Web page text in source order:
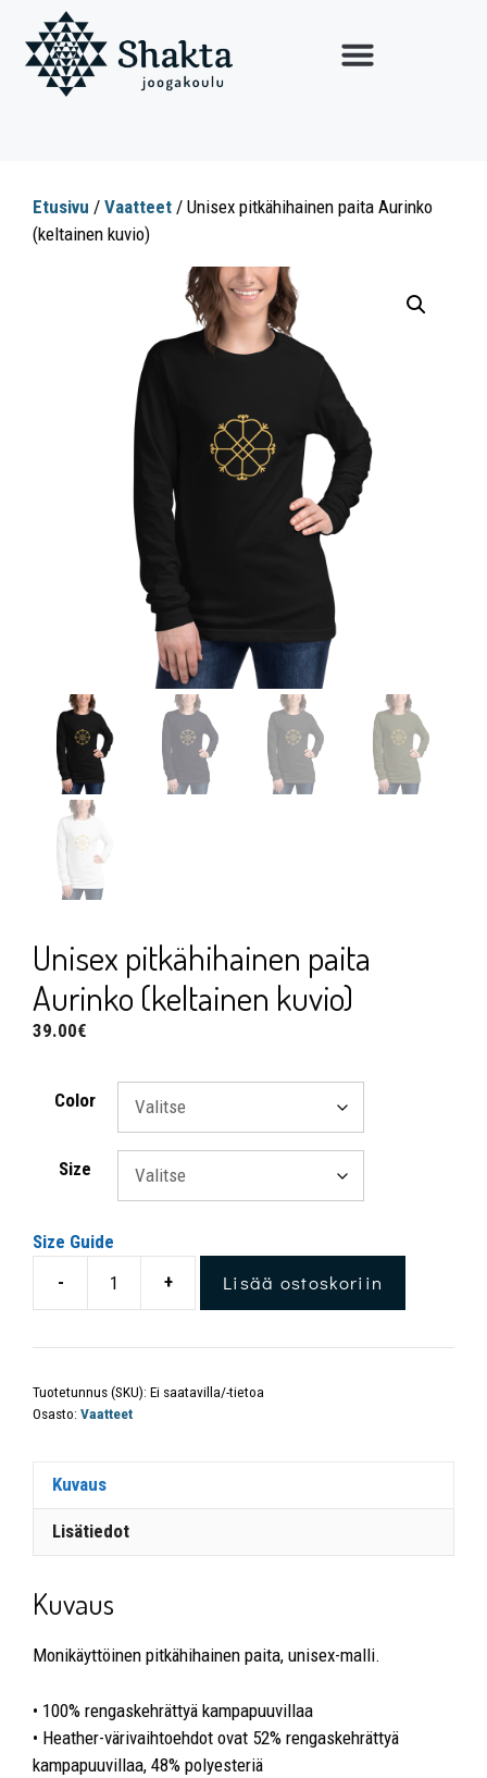
Etusivu / Vaatteet / Unisex pitkähihainen paita Aurinko
(keltainen kuvio)
Unisex pitkähihainen paita
Aurinko (keltainen kuvio)
39.00€
Color
Size
Size Guide
-
+ Lisää ostoskoriin
Tuotetunnus (SKU): Ei saatavilla/-tietoa
Osasto: Vaatteet
Kuvaus
Lisätiedot
Kuvaus
Monikäyttöinen pitkähihainen paita, unisex-malli.
• 100% rengaskehrättyä kampapuuvillaa
• Heather-värivaihtoehdot ovat 52% rengaskehrättyä
kampapuuvillaa, 48% polyesteriä